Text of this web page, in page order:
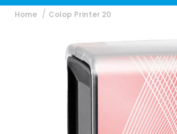
Home Colop Printer 20